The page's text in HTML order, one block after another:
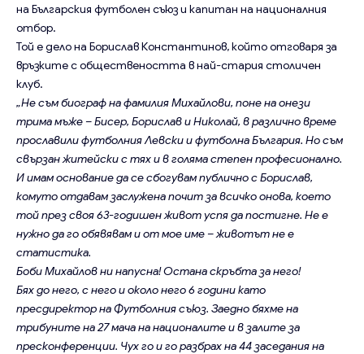
на Българския футболен съюз и капитан на националния
отбор.
Той е дело на Борислав Константинов, който отговаря за
връзките с обществеността в най-стария столичен
клуб.
„Не съм биограф на фамилия Михайлови, поне на онези
трима мъже – Бисер, Борислав и Николай, в различно време
прославили футболния Левски и футболна България. Но съм
свързан житейски с тях и в голяма степен професионално.
И имам основание да се сбогувам публично с Борислав,
комуто отдавам заслужена почит за всичко онова, което
той през своя 63-годишен живот успя да постигне. Не е
нужно да го обявявам и от мое име – животът не е
статистика.
Боби Михайлов ни напусна! Остана скръбта за него!
Бях до него, с него и около него 6 години като
пресдиректор на Футболния съюз. Заедно бяхме на
трибуните на 27 мача на националите и в залите за
пресконференции. Чух го и го разбрах на 44 заседания на